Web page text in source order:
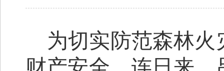
为切实防范森林